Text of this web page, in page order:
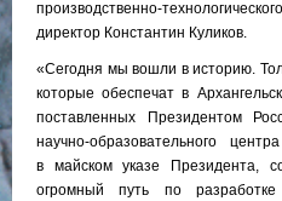
производственно-
директор Константин Куликов.
«Сегодня мы вошли в историю.
которые обеспечат в
поставленных Президентом
научно-образовательного
в майском указе Президента,
огромный путь по